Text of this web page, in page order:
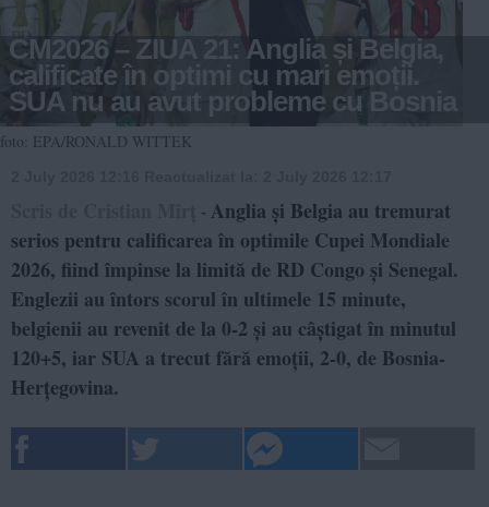
CM2026 – ZIUA 21: Anglia și Belgia,
calificate în optimi cu mari emoții.
SUA nu au avut probleme cu Bosnia
foto: EPA/RONALD WITTEK
- Anglia și Belgia au tremurat
serios pentru calificarea în optimile Cupei Mondiale
2026, fiind împinse la limită de RD Congo și Senegal.
Englezii au întors scorul în ultimele 15 minute,
belgienii au revenit de la 0-2 și au câștigat în minutul
120+5, iar SUA a trecut fără emoții, 2-0, de Bosnia-
Herțegovina.